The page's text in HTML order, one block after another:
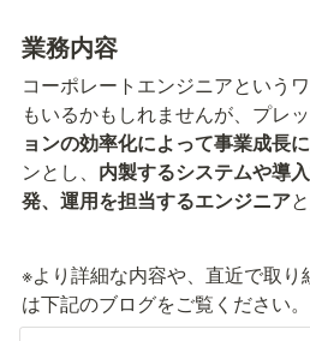
業務内容
コーポレートエンジニアという
もいるかもしれませんが、プレ
ョンの効率化によって事業成長に
ンとし、 内製するシステムや導
発、運用を担当するエンジニア
※より詳細な内容や、直近で取り
は下記のブログをご覧ください。